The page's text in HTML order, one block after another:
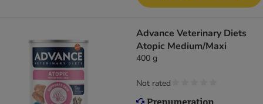
Advance Veterinary Diets
Atopic Medium/Maxi
400 g
Not rated